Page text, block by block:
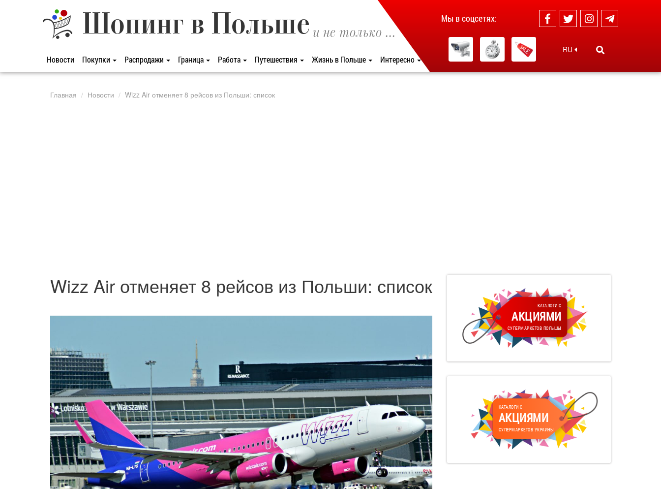
Шопинг в Польше и не только ...
Новости Покупки Распродажи Граница Работа Путешествия Жизнь в Польше Интересно
Мы в соцсетях:
RU
Главная Новости Wizz Air отменяет 8 рейсов из Польши: список
Wizz Air отменяет 8 рейсов из Польши: список
КАТАЛОГИ С
АКЦИЯМИ
СУПЕРМАРКЕТОВ ПОЛЬШЫ
КАТАЛОГИ С
АКЦИЯМИ
СУПЕРМАРКЕТОВ УКРАИНЫ